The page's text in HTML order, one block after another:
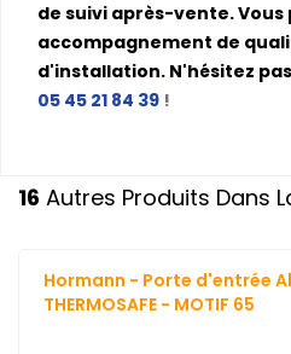
de suivi après-vente.
accompagnement de
d'installation. N'hésitez
05 45 21 84 39 !
16 Autres Produits Dans
Hormann - Porte d'entrée
THERMOSAFE - MOTIF 65